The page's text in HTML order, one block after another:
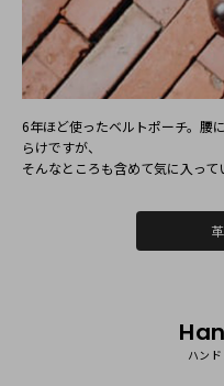
以前も利用させていただ
包も丁寧で届いたときから
ポーチも公私ともに使え
シャレなデザインが気に
スマホを入れるとき口の
用しているうちにスムーズ
革の変化を楽しみながら
プレゼントや自分へのご
6年ほど使ったベルトポーチ。腰
らけですが、
そんなところも含めて気に⼊って
ハン